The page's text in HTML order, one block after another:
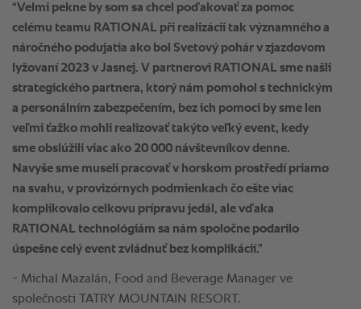
“Velmi pekne by som sa chcel poďakovať za pomoc
celému teamu RATIONAL při realizácii tak významného a
náročného podujatia ako bol Svetový pohár v zjazdovom
lyžovaní 2023 v Jasnej. V partnerovi RATIONAL sme našli
strategického partnera, ktorý nám pomohol s technickým
a personálním zabezpečením, bez ich pomoci by sme len
veľmi ťažko mohli realizovať takýto veľký event, kedy
sme obslúžili viac ako 20 000 návštevníkov denne.
Navyše sme museli pracovať v horskom prostředí priamo
na svahu, v provizórnych podmienkach čo ešte viac
komplikovalo celkovu prípravu jedál, ale vďaka
RATIONAL technológiám sa nám spoločne podarilo
úspešne celý event zvládnuť bez komplikácií.”
- Michal Mazalán, Food and Beverage Manager ve
společnosti TATRY MOUNTAIN RESORT.